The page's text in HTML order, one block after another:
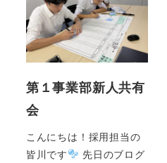
第１事業部新人共有
会
こんにちは！採用担当の
皆川です
先日のブログ